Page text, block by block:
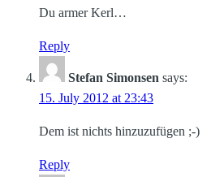
Du armer Kerl…
Reply
Stefan Simonsen says:
15. July 2012 at 23:43
Dem ist nichts hinzuzufügen ;-)
Reply